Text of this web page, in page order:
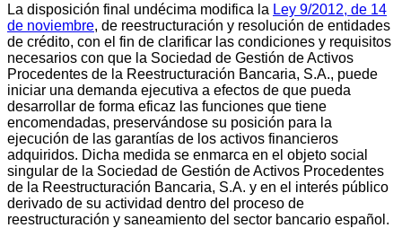
La disposición final undécima modifica la Ley 9/2012, de 14
de noviembre, de reestructuración y resolución de entidades
de crédito, con el fin de clarificar las condiciones y requisitos
necesarios con que la Sociedad de Gestión de Activos
Procedentes de la Reestructuración Bancaria, S.A., puede
iniciar una demanda ejecutiva a efectos de que pueda
desarrollar de forma eficaz las funciones que tiene
encomendadas, preservándose su posición para la
ejecución de las garantías de los activos financieros
adquiridos. Dicha medida se enmarca en el objeto social
singular de la Sociedad de Gestión de Activos Procedentes
de la Reestructuración Bancaria, S.A. y en el interés público
derivado de su actividad dentro del proceso de
reestructuración y saneamiento del sector bancario español.